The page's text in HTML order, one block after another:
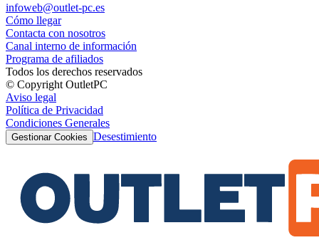
infoweb@outlet-pc.es
Cómo llegar
Contacta con nosotros
Canal interno de información
Programa de afiliados
Todos los derechos reservados
© Copyright OutletPC
Aviso legal
Política de Privacidad
Condiciones Generales
Gestionar Cookies Desestimiento